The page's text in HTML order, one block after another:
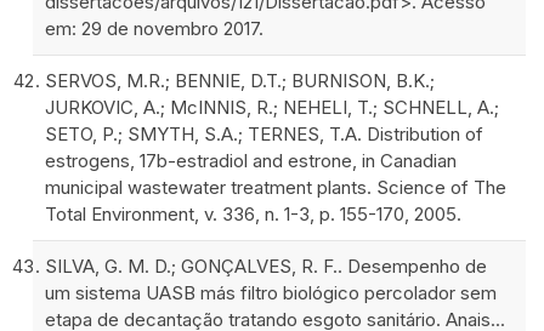
em: 29 de novembro 2017.
SERVOS, M.R.; BENNIE, D.T.; BURNISON, B.K.;
JURKOVIC, A.; McINNIS, R.; NEHELI, T.; SCHNELL, A.;
SETO, P.; SMYTH, S.A.; TERNES, T.A. Distribution of
estrogens, 17b-estradiol and estrone, in Canadian
municipal wastewater treatment plants. Science of The
Total Environment, v. 336, n. 1-3, p. 155-170, 2005.
SILVA, G. M. D.; GONÇALVES, R. F.. Desempenho de
um sistema UASB más filtro biológico percolador sem
etapa de decantação tratando esgoto sanitário. Anais...